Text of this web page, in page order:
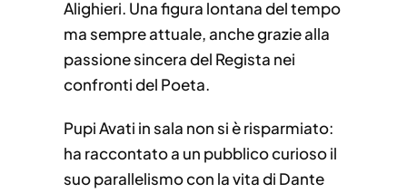
Alighieri. Una figura lontana del tempo
ma sempre attuale, anche grazie alla
passione sincera del Regista nei
confronti del Poeta.
Pupi Avati in sala non si è risparmiato:
ha raccontato a un pubblico curioso il
suo parallelismo con la vita di Dante